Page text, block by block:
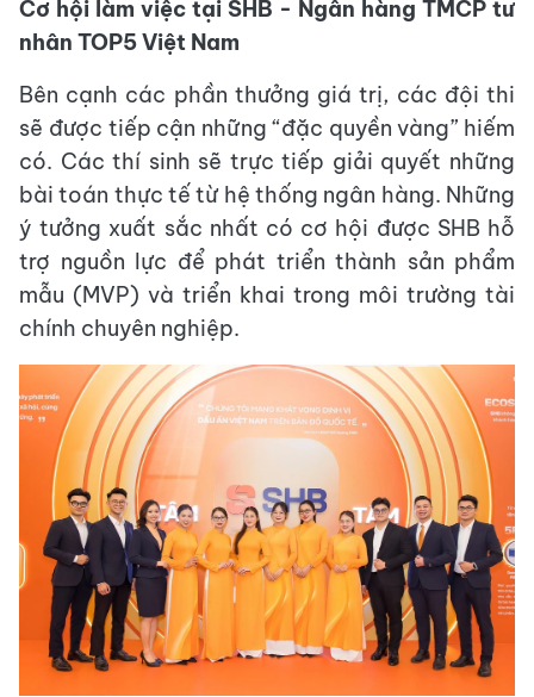
Cơ hội làm việc tại SHB - Ngân hàng TMCP tư
nhân TOP5 Việt Nam
Bên cạnh các phần thưởng giá trị, các đội thi
sẽ được tiếp cận những “đặc quyền vàng” hiếm
có. Các thí sinh sẽ trực tiếp giải quyết những
bài toán thực tế từ hệ thống ngân hàng. Những
ý tưởng xuất sắc nhất có cơ hội được SHB hỗ
trợ nguồn lực để phát triển thành sản phẩm
mẫu (MVP) và triển khai trong môi trường tài
chính chuyên nghiệp.